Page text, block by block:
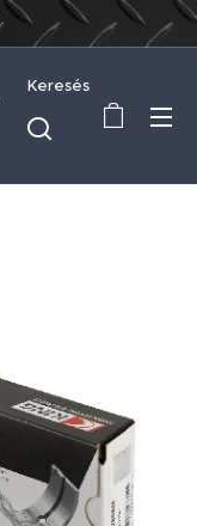
Keresés